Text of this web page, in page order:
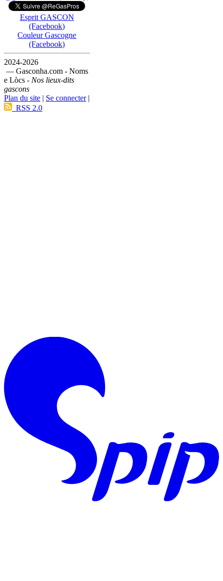
Esprit GASCON
(Facebook)
Couleur Gascogne
(Facebook)
2024-2026
— Gasconha.com - Noms
e Lòcs - Nos lieux-dits
gascons
Plan du site | Se connecter|
RSS 2.0